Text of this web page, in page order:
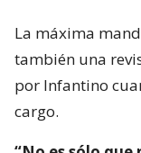
La máxima
también una
por Infantino
cargo.